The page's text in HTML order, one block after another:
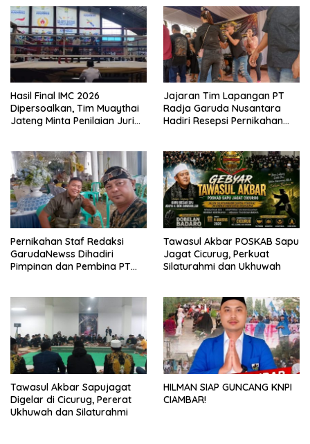
Hasil Final IMC 2026
Dipersoalkan, Tim Muaythai
Jateng Minta Penilaian Juri
Jajaran Tim Lapangan PT
Radja Garuda Nusantara
Hadiri Resepsi Pernikahan
Pernikahan Staf Redaksi
GarudaNewss Dihadiri
Pimpinan dan Pembina PT
Tawasul Akbar POSKAB Sapu
Jagat Cicurug, Perkuat
Silaturahmi dan Ukhuwah
Tawasul Akbar Sapujagat
Digelar di Cicurug, Pererat
Ukhuwah dan Silaturahmi
HILMAN SIAP GUNCANG KNPI
CIAMBAR!